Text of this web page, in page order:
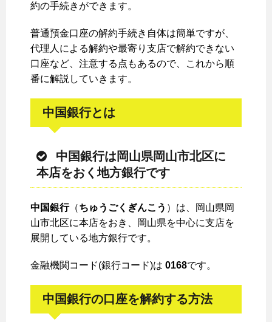
約の手続きができます。
普通預金口座の解約手続き自体は簡単ですが、
代理人による解約や最寄り支店で解約できない
口座など、注意する点もあるので、これから順
番に解説していきます。
中国銀行とは
中国銀行は岡山県岡山市北区に
本店をおく地方銀行です
中国銀行（ちゅうごくぎんこう ）は、岡山県岡
山市北区に本店をおき、岡山県を中心に支店を
展開している地方銀行です。
金融機関コード(銀行コード)は 0168です。
中国銀行の口座を解約する方法